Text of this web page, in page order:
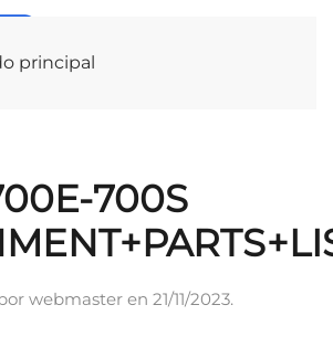
principal
700S
webmaster en 21/11/2023.